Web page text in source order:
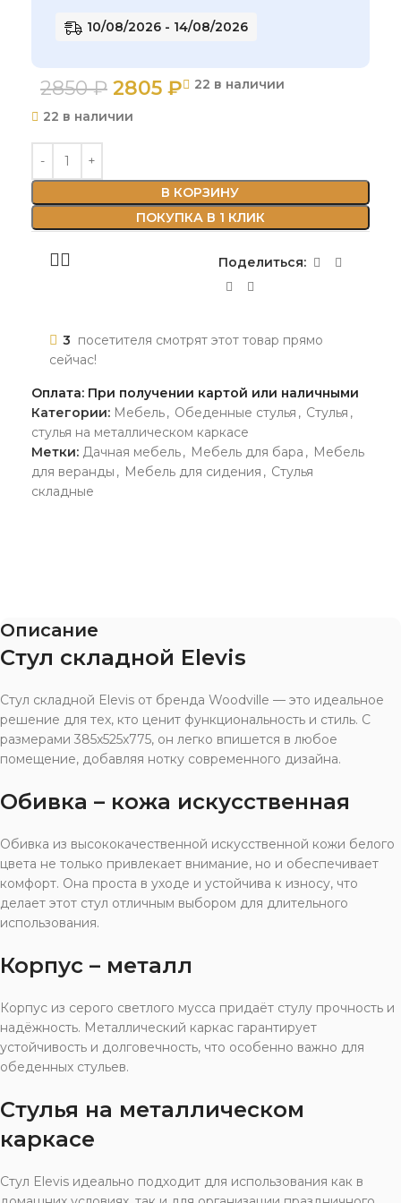
10/08/2026 - 14/08/2026
2850₽ 2805 ₽
22 в наличии
22 в наличии
В КОРЗИНУ
ПОКУПКА В 1 КЛИК
Поделиться:
3 посетителя смотрят этот товар прямо
сейчас!
Оплата: При получении картой или наличными
Категории: Мебель, Обеденные стулья , Стулья ,
стулья на металлическом каркасе
Метки: Дачная мебель, Мебель для бара , Мебель
для веранды , Мебель для сидения , Стулья
складные
Описание
Стул складной Elevis
Стул складной Elevis от бренда Woodville — это идеальное
решение для тех, кто ценит функциональность и стиль. С
размерами 385x525x775, он легко впишется в любое
помещение, добавляя нотку современного дизайна.
Обивка – кожа искусственная
Обивка из высококачественной искусственной кожи белого
цвета не только привлекает внимание, но и обеспечивает
комфорт. Она проста в уходе и устойчива к износу, что
делает этот стул отличным выбором для длительного
использования.
Корпус – металл
Корпус из серого светлого мусса придаёт стулу прочность и
надёжность. Металлический каркас гарантирует
устойчивость и долговечность, что особенно важно для
обеденных стульев.
Стулья на металлическом
каркасе
Стул Elevis идеально подходит для использования как в